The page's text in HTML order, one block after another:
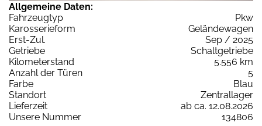
Allgemeine Daten:
Fahrzeugtyp
Pkw
Karosserieform
Geländewagen
Erst-Zul.
Sep / 2025
Getriebe
Schaltgetriebe
Kilometerstand
5.556 km
Anzahl der Türen
5
Farbe
Blau
Standort
Zentrallager
Lieferzeit
ab ca. 12.08.2026
Unsere Nummer
134806